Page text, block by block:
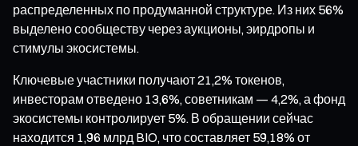
распределенных по продуманной структуре. Из них 56%
выделено сообществу через аукционы, эирдропы и
стимулы экосистемы.
Ключевые участники получают 21,2% токенов,
инвесторам отведено 13,6%, советникам — 4,2%, а фонд
экосистемы контролирует 5%. В обращении сейчас
находится 1,96 млрд BIO, что составляет 59,18% от